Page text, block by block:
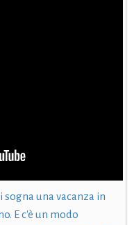
una vacanza in
E c'è un modo